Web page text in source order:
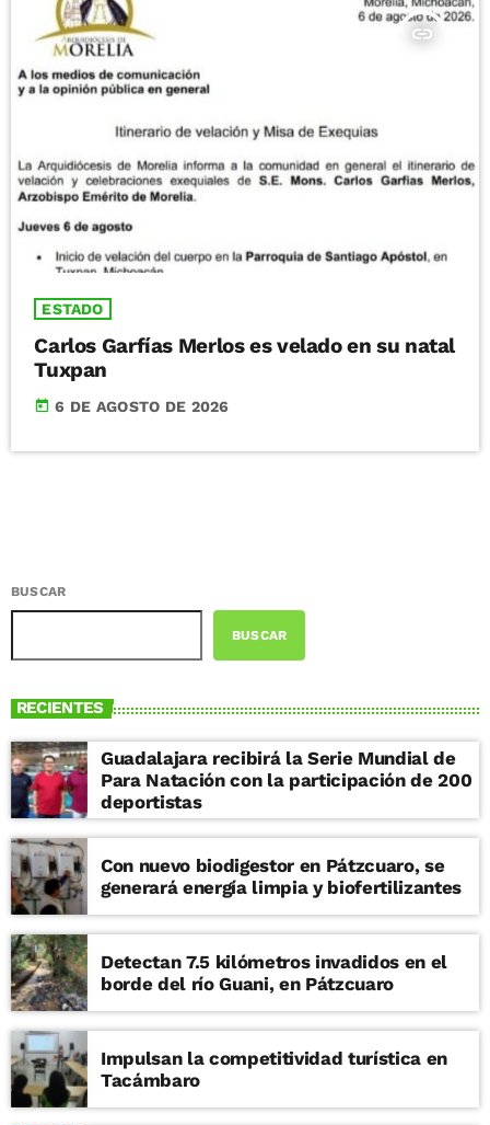
insert_link
ESTADO
Carlos Garfías Merlos es velado en su natal
Tuxpan
today 6 DE AGOSTO DE 2026
BUSCAR
BUSCAR
RECIENTES
Guadalajara recibirá la Serie Mundial de
Para Natación con la participación de 200
deportistas
Con nuevo biodigestor en Pátzcuaro, se
generará energía limpia y biofertilizantes
Detectan 7.5 kilómetros invadidos en el
borde del río Guani, en Pátzcuaro
Impulsan la competitividad turística en
Tacámbaro